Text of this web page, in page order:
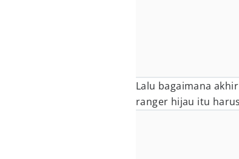
Lalu bagaimana
ranger hijau itu